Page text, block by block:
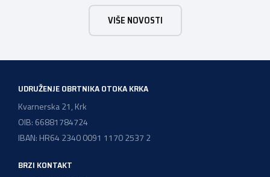
2025./2026. obrazuju temeljem programa/kurikula u
trogodišnjem trajanju za stjecanje deficitarnih obrtničkih
zanimanja, sukladno Preporukama za obrazovnu upisnu
VIŠE NOVOSTI
UDRUŽENJE OBRTNIKA OTOKA KRKA
Kvarnerska 21, Krk
OIB: 66881784724
IBAN: HR64 2340 0091 1170 2537 2
BRZI KONTAKT